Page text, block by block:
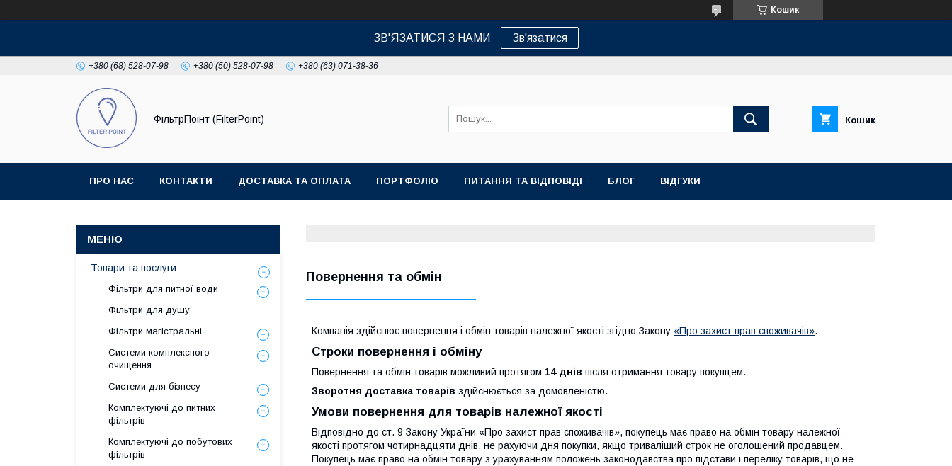
Кошик
ЗВ'ЯЗАТИСЯ З НАМИ Зв'язатися
+380 (68) 528-07-98 +380 (50) 528-07-98 +380 (63) 071-38-36
ФільтрПоінт (FilterPoint) Кошик
ПРО НАС КОНТАКТИ ДОСТАВКА ТА ОПЛАТА ПОРТФОЛІО ПИТАННЯ ТА ВІДПОВІДІ БЛОГ ВІДГУКИ
Повернення та обмін
Компанія здійснює повернення і обмін товарів належної якості згідно Закону «Про захист прав споживачів».
Строки повернення і обміну
Повернення та обмін товарів можливий протягом 14 днів після отримання товару покупцем.
Зворотня доставка товарів здійснюється за домовленістю.
Умови повернення для товарів належної якості
Відповідно до ст. 9 Закону України «Про захист прав споживачів», покупець має право на обмін товару належної
якості протягом чотирнадцяти днів, не рахуючи дня покупки, якщо триваліший строк не оголошений продавцем.
Покупець має право на обмін товару з урахуванням положень законодавства про підстави і переліку товарів, що не
Товари та послуги
Фільтри для питної води
Фільтри для душу
Фільтри магістральні
Системи комплексного
очищення
Системи для бізнесу
Комплектуючі до питних
фільтрів
Комплектуючі до побутових
фільтрів